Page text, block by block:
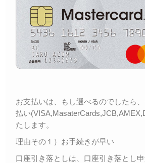
お支払いは、もし選べるのでしたら
払い
たします。
理由その１）お手続きが早い
口座引き落としは、口座引き落とし